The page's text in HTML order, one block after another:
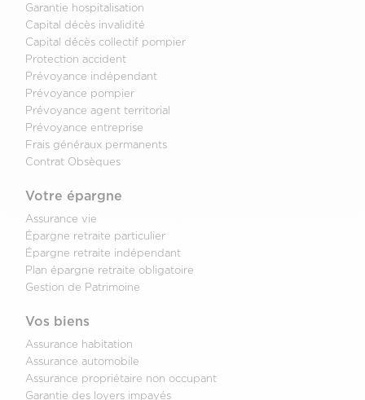
Garantie hospitalisation
Capital décès invalidité
Capital décès collectif pompier
Protection accident
Prévoyance indépendant
Prévoyance pompier
Prévoyance agent territorial
Prévoyance entreprise
Frais généraux permanents
Contrat Obsèques
Votre épargne
Assurance vie
Épargne retraite particulier
Épargne retraite indépendant
Plan épargne retraite obligatoire
Gestion de Patrimoine
Vos biens
Assurance habitation
Assurance automobile
Assurance propriétaire non occupant
Garantie des loyers impayés